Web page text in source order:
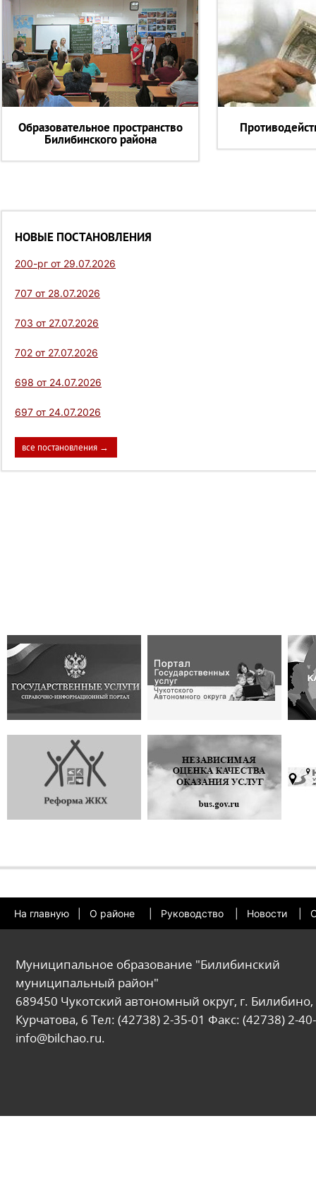
Образовательное пространство
Билибинского района
НОВЫЕ ПОСТАНОВЛЕНИЯ
200-рг от 29.07.2026
707 от 28.07.2026
703 от 27.07.2026
702 от 27.07.2026
698 от 24.07.2026
697 от 24.07.2026
все постановления →
На главную О районе Руководство Новости
Муниципальное образование "Билибинский
муниципальный район"
689450 Чукотский автономный округ, г. Билибино,
Курчатова, 6 Тел: (42738) 2-35-01 Факс: (42738) 2-
info@bilchao.ru.